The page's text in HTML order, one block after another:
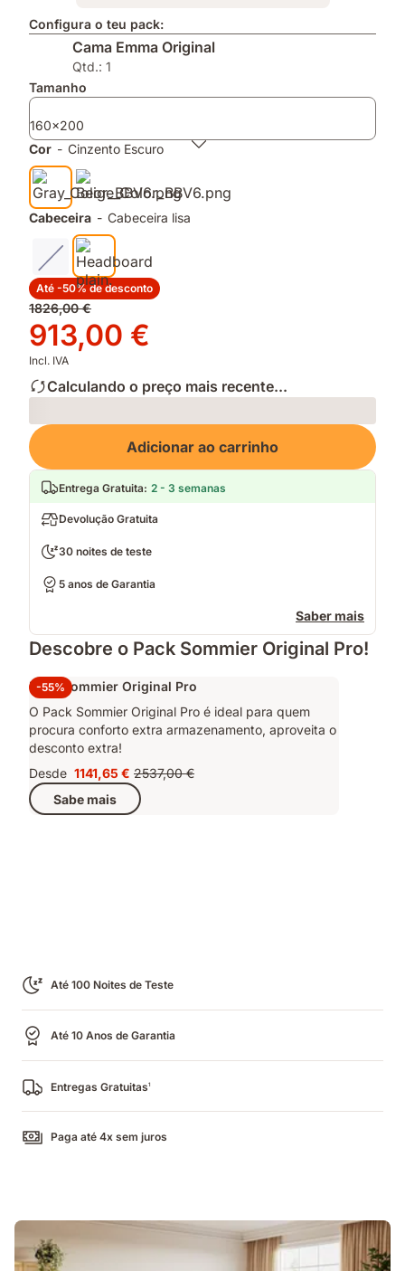
e
elegante
prémio
Teste
DECO
2026
Cooling,
ajustável
graças
ás
suas
camadas
removíveis
Configura o teu pack:
Cama Emma Original
Qtd.: 1
Tamanho
160x200
Cor - Cinzento Escuro
Cabeceira - Cabeceira lisa
Até -50% de desconto
Preço
original
1826,00 €
1826,00 €
Preço
913,00 €
913,00 €
Incl. IVA
Calculando o preço mais recente...
Loading
Adicionar ao carrinho
Entrega Gratuita: 2 - 3 semanas
Devolução Gratuita
30 noites de teste
5 anos de Garantia
Saber mais
Descobre o Pack Sommier Original Pro!
-55%
Pack Sommier Original Pro
O Pack Sommier Original Pro é ideal para quem
procura conforto extra armazenamento, aproveita o
desconto extra!
Desde Preço
1141,65 €
1141,65 € Preço
original
2537,00 €
2537,00 €
Sabe mais
Até 100 Noites de Teste
Até 10 Anos de Garantia
Entregas Gratuitas1
Paga até 4x sem juros